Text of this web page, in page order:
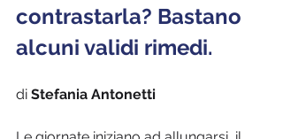
contrastarla? Bastano
alcuni validi rimedi.
di Stefania Antonetti